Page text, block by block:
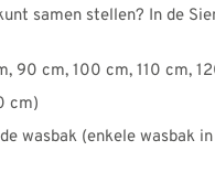
samen stellen? In de
90 cm, 100 cm, 110 cm,
cm)
wasbak (enkele wasbak